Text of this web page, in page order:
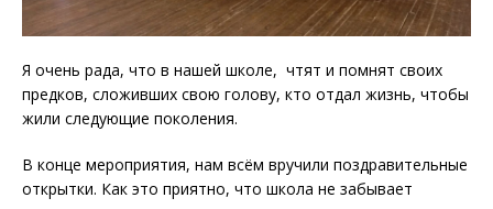
Я очень рада, что в нашей школе, чтят и помнят своих
предков, сложивших свою голову, кто отдал жизнь, чтобы
жили следующие поколения.
В конце мероприятия, нам всём вручили поздравительные
открытки. Как это приятно, что школа не забывает